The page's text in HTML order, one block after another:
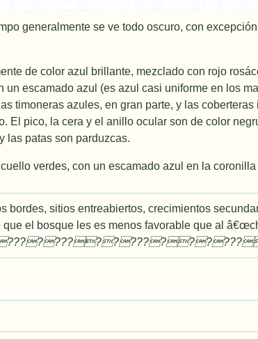
generalmente se ve todo oscuro, con
de color azul brillante, mezclado con rojo
escamado azul (es azul casi uniforme en los
timoneras azules, en gran parte, y las
El pico, la cera y el anillo ocular son de color
las patas son parduzcas.
verdes, con un escamado azul en la coronilla
bordes, sitios entreabiertos, crecimientos
el bosque les es menos favorable que al